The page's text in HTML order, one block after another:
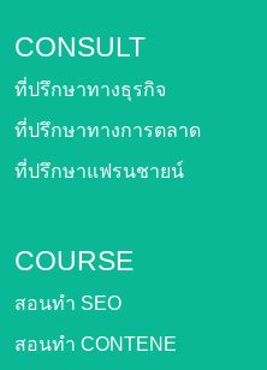
CONSULT
ที่ปรึกษาทางธุรกิจ
ที่ปรึกษาทางการตลาด
ที่ปรึกษาแฟรนชายน์
COURSE
สอนทำ SEO
สอนทำ CONTENE